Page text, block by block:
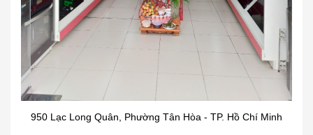
950 Lạc Long Quân, Phường Tân Hòa - TP. Hồ Chí Minh